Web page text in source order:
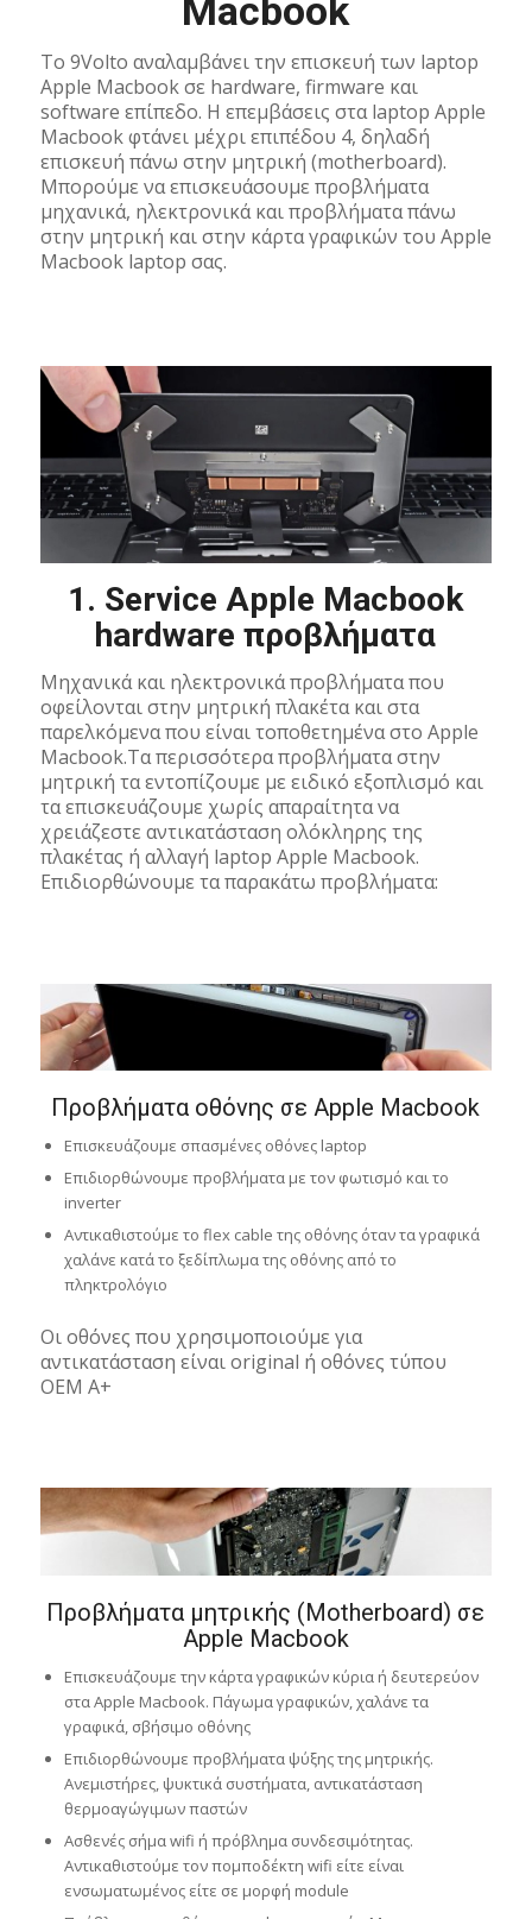
Macbook
Το 9Volto αναλαμβάνει την επισκευή των laptop
Apple Macbook σε hardware, firmware και
software επίπεδο. Η επεμβάσεις στα laptop Apple
Macbook φτάνει μέχρι επιπέδου 4, δηλαδή
επισκευή πάνω στην μητρική (motherboard).
Μπορούμε να επισκευάσουμε προβλήματα
μηχανικά, ηλεκτρονικά και προβλήματα πάνω
στην μητρική και στην κάρτα γραφικών του Apple
Macbook laptop σας.
1. Service Apple Macbook
hardware προβλήματα
Μηχανικά και ηλεκτρονικά προβλήματα που
οφείλονται στην μητρική πλακέτα και στα
παρελκόμενα που είναι τοποθετημένα στο Apple
Macbook.Τα περισσότερα προβλήματα στην
μητρική τα εντοπίζουμε με ειδικό εξοπλισμό και
τα επισκευάζουμε χωρίς απαραίτητα να
χρειάζεστε αντικατάσταση ολόκληρης της
πλακέτας ή αλλαγή laptop Apple Macbook.
Επιδιορθώνουμε τα παρακάτω προβλήματα:
Προβλήματα οθόνης σε Apple Macbook
Επισκευάζουμε σπασμένες οθόνες laptop
Επιδιορθώνουμε προβλήματα με τον φωτισμό και το
inverter
Αντικαθιστούμε το flex cable της οθόνης όταν τα γραφικά
χαλάνε κατά το ξεδίπλωμα της οθόνης από το
πληκτρολόγιο
Οι οθόνες που χρησιμοποιούμε για
αντικατάσταση είναι original ή οθόνες τύπου
OEM A+
Προβλήματα μητρικής (Motherboard) σε
Apple Macbook
Επισκευάζουμε την κάρτα γραφικών κύρια ή δευτερεύον
στα Apple Macbook. Πάγωμα γραφικών, χαλάνε τα
γραφικά, σβήσιμο οθόνης
Επιδιορθώνουμε προβλήματα ψύξης της μητρικής.
Ανεμιστήρες, ψυκτικά συστήματα, αντικατάσταση
θερμοαγώγιμων παστών
Ασθενές σήμα wifi ή πρόβλημα συνδεσιμότητας.
Αντικαθιστούμε τον πομποδέκτη wifi είτε είναι
ενσωματωμένος είτε σε μορφή module